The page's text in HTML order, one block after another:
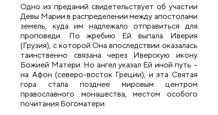
Одно из преданий свидетельствует об участии
Девы Марии в распределении между апостолами
земель, куда им надлежало отправиться для
проповеди. По жребию Ей выпала Иверия
(Грузия), с которой Она впоследствии оказалась
таинственно связана через Иверскую икону
Божией Матери. Но ангел указал Ей иной путь –
на Афон (северо-восток Греции), и эта Святая
гора стала позднее мировым центром
православного монашества, местом особого
почитания Богоматери.